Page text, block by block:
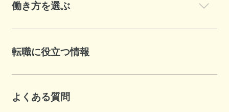
働き方を選ぶ
転職に役立つ情報
よくある質問